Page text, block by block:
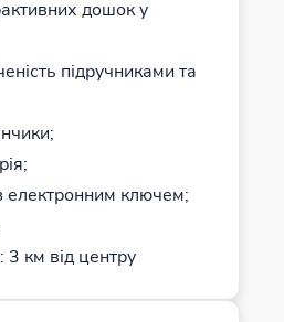
дошок у
підручниками та
електронним ключем;
3 км від центру